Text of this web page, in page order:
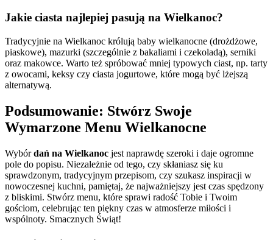
Jakie ciasta najlepiej pasują na Wielkanoc?
Tradycyjnie na Wielkanoc królują baby wielkanocne (drożdżowe,
piaskowe), mazurki (szczególnie z bakaliami i czekoladą), serniki
oraz makowce. Warto też spróbować mniej typowych ciast, np. tarty
z owocami, keksy czy ciasta jogurtowe, które mogą być lżejszą
alternatywą.
Podsumowanie: Stwórz Swoje
Wymarzone Menu Wielkanocne
Wybórdań na Wielkanoc jest naprawdę szeroki i daje ogromne
pole do popisu. Niezależnie od tego, czy skłaniasz się ku
sprawdzonym, tradycyjnym przepisom, czy szukasz inspiracji w
nowoczesnej kuchni, pamiętaj, że najważniejszy jest czas spędzony
z bliskimi. Stwórz menu, które sprawi radość Tobie i Twoim
gościom, celebrując ten piękny czas w atmosferze miłości i
wspólnoty. Smacznych Świąt!